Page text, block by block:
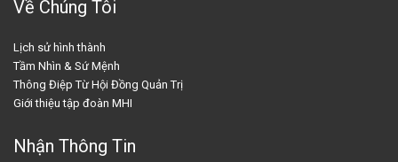
Về Chúng Tôi
Lịch sử hình thành
Tầm Nhìn & Sứ Mệnh
Thông Điệp Từ Hội Đồng Quản Trị
Giới thiệu tập đoàn MHI
Nhận Thông Tin